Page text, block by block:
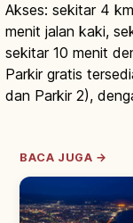
Akses: sekitar 4
menit jalan kaki,
sekitar 10 menit
Parkir gratis
dan Parkir 2),
BACA JUGA →